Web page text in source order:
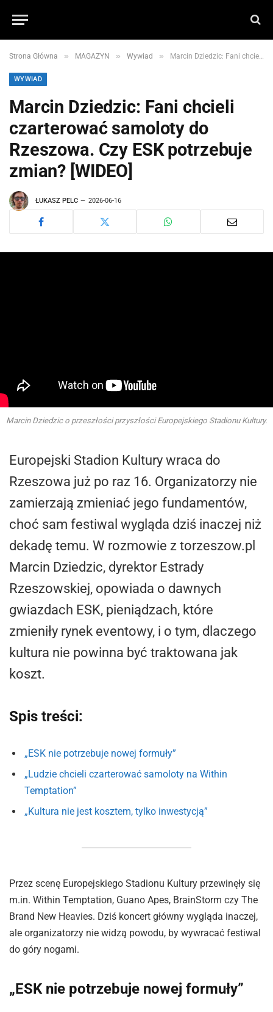
Strona Główna » MAGAZYN » Wywiad » Marcin Dziedzic: Fani chcieli czarterować samoloty do Rzeszowa. Czy ESK potrzebuje zmian? [WIDEO]
WYWIAD
Marcin Dziedzic: Fani chcieli
czarterować samoloty do
Rzeszowa. Czy ESK potrzebuje
zmian? [WIDEO]
ŁUKASZ PELC 2026-06-16
Marcin Dziedzic o przeszłości przyszłości Europejskiego Stadionu Kultury.
Europejski Stadion Kultury wraca do
Rzeszowa już po raz 16. Organizatorzy nie
zamierzają zmieniać jego fundamentów,
choć sam festiwal wygląda dziś inaczej niż
dekadę temu. W rozmowie z torzeszow.pl
Marcin Dziedzic, dyrektor Estrady
Rzeszowskiej, opowiada o dawnych
gwiazdach ESK, pieniądzach, które
zmieniły rynek eventowy, i o tym, dlaczego
kultura nie powinna być traktowana jak
koszt.
Spis treści:
„ESK nie potrzebuje nowej formuły”
„Ludzie chcieli czarterować samoloty na Within
Temptation”
„Kultura nie jest kosztem, tylko inwestycją”
Przez scenę Europejskiego Stadionu Kultury przewinęły się
m.in. Within Temptation, Guano Apes, BrainStorm czy The
Brand New Heavies. Dziś koncert główny wygląda inaczej,
ale organizatorzy nie widzą powodu, by wywracać festiwal
do góry nogami.
„ESK nie potrzebuje nowej formuły”